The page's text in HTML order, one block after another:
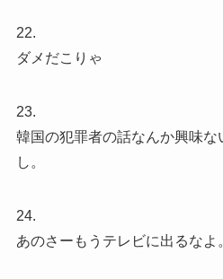
22.
ダメだこりゃ
23.
韓国の犯罪者の話なんか興味な
し。
24.
あのさーもうテレビに出るなよ